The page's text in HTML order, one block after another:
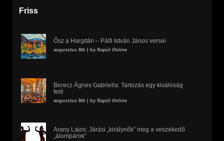
Friss
Ősz a Hargitán – Pálfi István János versei
augusztus 8th | by Napút Online
Berecz Ágnes Gabriella: Tartozás egy kiválóság
felé
augusztus 8th | by Napút Online
Arany Lajos: Járási „királynők” meg a veszekedő
„álompárok”